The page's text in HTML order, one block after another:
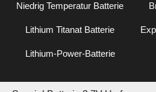
Niedrig Temperatur Batterie
Lithium Titanat Batterie
Lithium-Power-Batterie